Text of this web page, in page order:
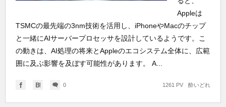
Appleは
TSMCの最先端の3nm技術を活用し、iPhoneやMacのチップ
と一緒にAIサーバープロセッサを設計しているようです。こ
の動きは、AI処理の将来とAppleのエコシステム全体に、広範
囲に及ぶ影響を及ぼす可能性があります。 A...
0 酔いどれ
1261 PV